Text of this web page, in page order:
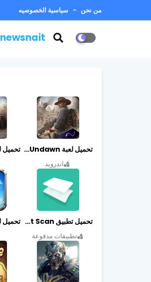
من نحن سياسية الخصوصيه
newsnait
تحميل لعبة Undawn مهكرة للأندرويد أخر إصدار | تحميل مباشر + موارد غير محدودة
اندرويد
تحميل تطبيق vFlat Scan مهكر آخر إصدار
تطبيقات مدفوعة